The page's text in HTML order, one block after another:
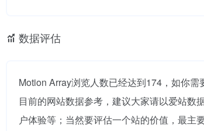
数据评估
Motion Array浏览人数已经达到174，如你
目前的网站数据参考，建议大家请以爱站数
户体验等；当然要评估一个站的价值，最主